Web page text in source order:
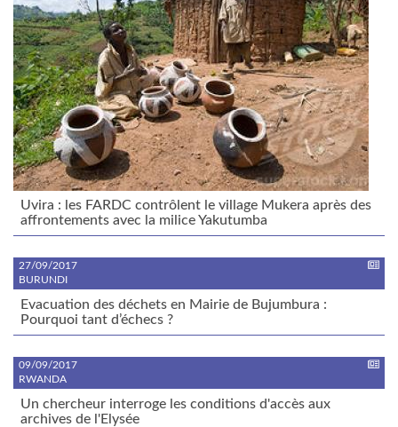
Uvira : les FARDC contrôlent le village Mukera après des
affrontements avec la milice Yakutumba
27/09/2017
BURUNDI
Evacuation des déchets en Mairie de Bujumbura :
Pourquoi tant d’échecs ?
09/09/2017
RWANDA
Un chercheur interroge les conditions d'accès aux
archives de l'Elysée